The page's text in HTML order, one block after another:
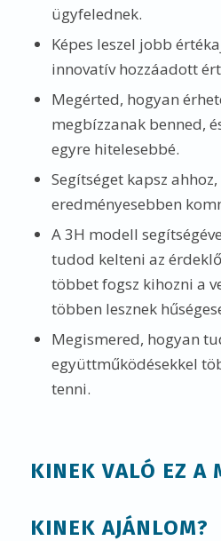
ügyfelednek.
Képes leszel jobb
innovatív hozzáadott
Megérted, hogyan
megbízzanak benned,
egyre hitelesebbé.
Segítséget kapsz
eredményesebben
A 3H modell
tudod kelteni az
többet fogsz kihozni a
többen lesznek
Megismered, hogyan
együttműködésekkel
tenni.
KINEK VALÓ EZ A
KINEK AJÁNLOM?